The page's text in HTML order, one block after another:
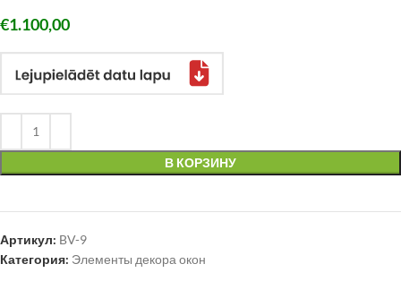
€1.100,00
В КОРЗИНУ
Артикул: BV-9
Категория: Элементы декора окон